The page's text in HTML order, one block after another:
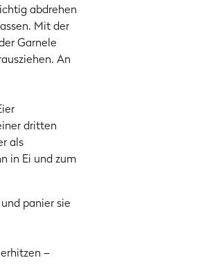
abdrehen
Mit der
Garnele
An
dritten
als
in Ei und zum
panier sie
–